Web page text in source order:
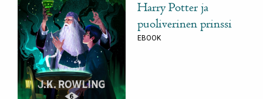
Harry Potter ja
puoliverinen prinssi
EBOOK